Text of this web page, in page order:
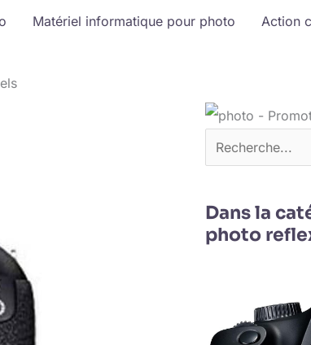
Matériel informatique pour photo
Action
Rechercher
Dans la
photo